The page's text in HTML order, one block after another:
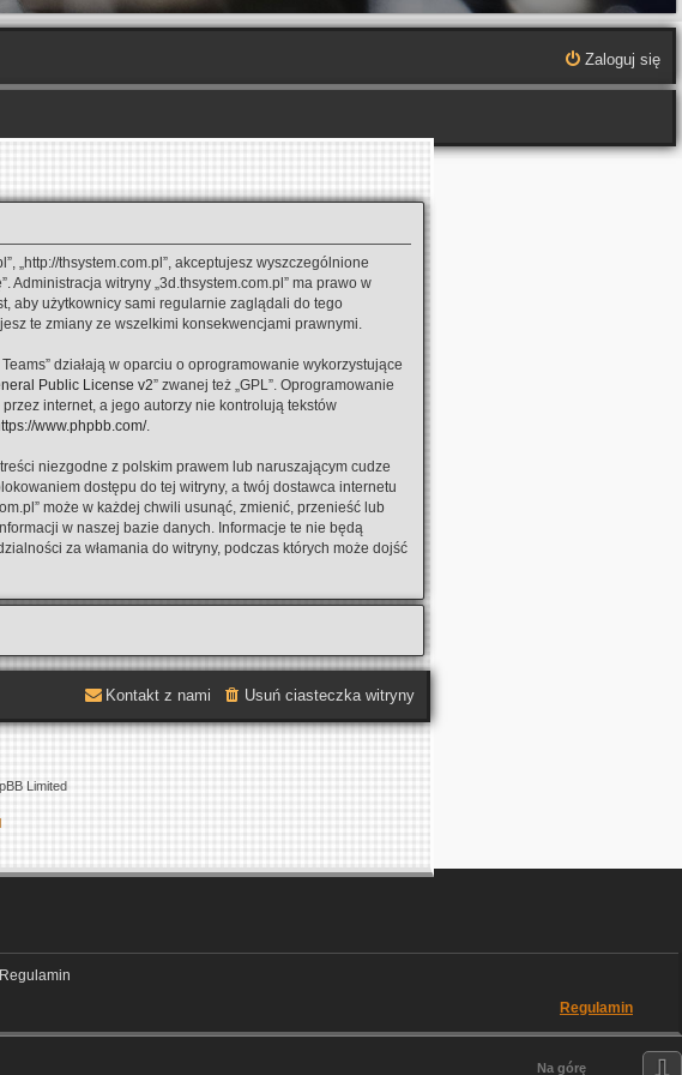
Zaloguj się
„http://thsystem.com.pl”, akceptujesz wyszczególnione
witryny „3d.thsystem.com.pl” ma prawo w
aby użytkownicy sami regularnie zaglądali do tego
te zmiany ze wszelkimi konsekwencjami prawnymi.
Teams” działają w oparciu o oprogramowanie wykorzystujące
Public License v2” zwanej też „GPL”. Oprogramowanie
internet, a jego autorzy nie kontrolują tekstów
www.phpbb.com/.
niezgodne z polskim prawem lub naruszającym cudze
dostępu do tej witryny, a twój dostawca internetu
może w każdej chwili usunąć, zmienić, przenieść lub
w naszej bazie danych. Informacje te nie będą
za włamania do witryny, podczas których może dojść
Usuń ciasteczka witryny
Kontakt z nami
Limited
Regulamin
Na górę